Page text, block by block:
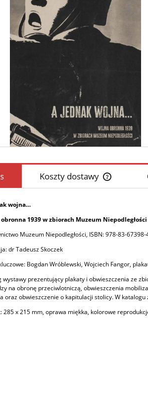
Koszty dostawy
wojna…
1939 w zbiorach Muzeum Niepodległości
Muzeum Niepodległości, ISBN: 978-83-
dr Tadeusz Skoczek
Bogdan Wróblewski, Wojciech Fangor,
wystawy prezentujący plakaty i obwieszczenia ze
na obronę przeciwlotniczą, obwieszczenia
oraz obwieszczenie o kapitulacji stolicy. W
285 x 215 mm, oprawa miękka, kolorowe